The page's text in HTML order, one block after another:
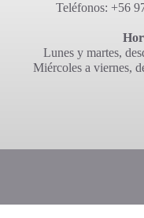
Teléfonos: +56
Lunes y martes,
Miércoles a viernes,